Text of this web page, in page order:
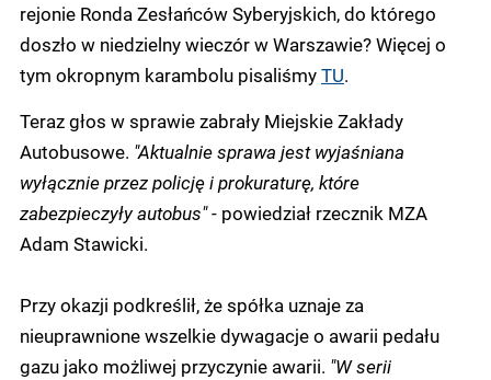
rejonie Ronda Zesłańców Syberyjskich, do którego
doszło w niedzielny wieczór w Warszawie? Więcej o
tym okropnym karambolu pisaliśmyTU.
Teraz głos w sprawie zabrały Miejskie Zakłady
Autobusowe. "Aktualnie sprawa jest wyjaśniana
wyłącznie przez policję i prokuraturę, które
zabezpieczyły autobus"- powiedział rzecznik MZA
Adam Stawicki.
Przy okazji podkreślił, że spółka uznaje za
nieuprawnione wszelkie dywagacje o awarii pedału
gazu jako możliwej przyczynie awarii. "W serii